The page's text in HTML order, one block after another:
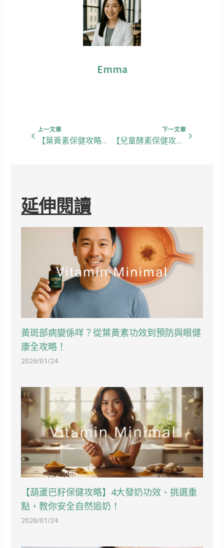
Emma
上一文章
【葉黃素保健攻略】5大功效、挑選重點，教你有效護眼抗藍光！
下一文章
【兒童酵素保健攻略】5大功效、挑選重點，教你促進小朋友消化健康！
延伸閱讀
黃斑部病變係咩？從葉黃素功效到預防與眼健
康全攻略！
2026/01/24
【葫蘆巴籽保健攻略】4大發奶功效、挑選重
點，教你安全自然追奶！
2026/01/24